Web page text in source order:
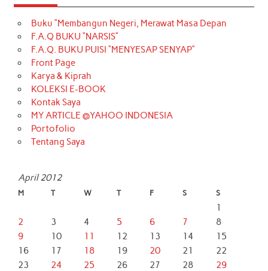
Buku “Membangun Negeri, Merawat Masa Depan
F.A.Q BUKU “NARSIS”
F.A.Q. BUKU PUISI “MENYESAP SENYAP”
Front Page
Karya & Kiprah
KOLEKSI E-BOOK
Kontak Saya
MY ARTICLE @YAHOO INDONESIA
Portofolio
Tentang Saya
April 2012
M T W T F S S
1
2
3 4 5 6 7
8
9
10 11 12 13 14
15
16
17 18 19 20 21
22
23
24 25 26 27 28
29